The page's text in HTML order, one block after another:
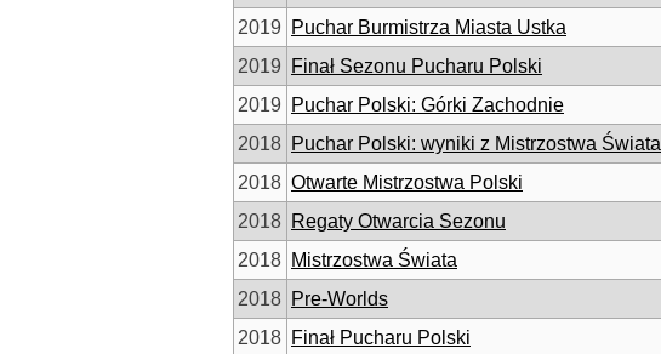
2019
Puchar Burmistrza Miasta Ustka
2019
Finał Sezonu Pucharu Polski
2019
Puchar Polski: Górki Zachodnie
2018 Puchar Polski: wyniki z Mistrzostwa Świata
2018 Otwarte Mistrzostwa Polski
2018 Regaty Otwarcia Sezonu
2018 Mistrzostwa Świata
2018 Pre-Worlds
2018 Finał Pucharu Polski